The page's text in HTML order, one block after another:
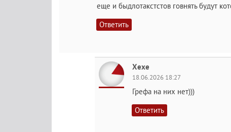
еще и быдлотакстстов говнять будут
Ответить
Хехе
18.06.2026 18:27
Грефа на них нет)))
Ответить